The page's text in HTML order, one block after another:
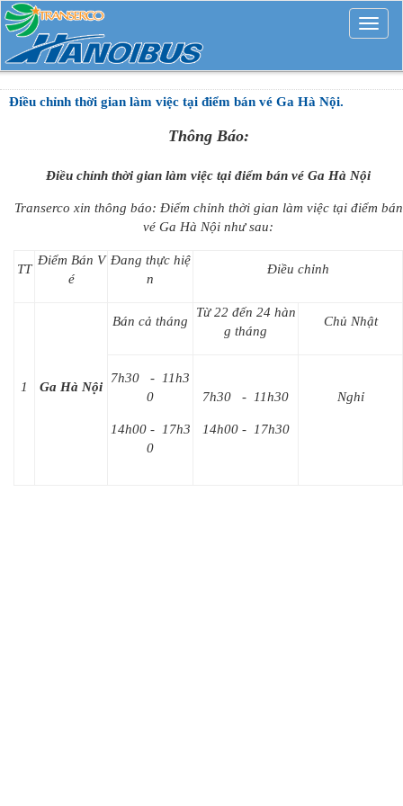
Mở
rộng
Điều chỉnh thời gian làm việc tại điểm bán vé Ga Hà Nội.
Thông Báo:
Điều chỉnh thời gian làm việc tại điểm bán vé Ga Hà Nội
Transerco xin thông báo: Điểm chỉnh thời gian làm việc tại điểm bán
vé Ga Hà Nội như sau:
TT
Điểm Bán V
é
Đang thực hiệ
n
Điều chỉnh
1 Ga Hà Nội
Bán cả tháng
Từ 22 đến 24 hàn
g tháng
Chủ Nhật
7h30 - 11h3
0
14h00 - 17h3
0
7h30 - 11h30
14h00 - 17h30
Nghỉ